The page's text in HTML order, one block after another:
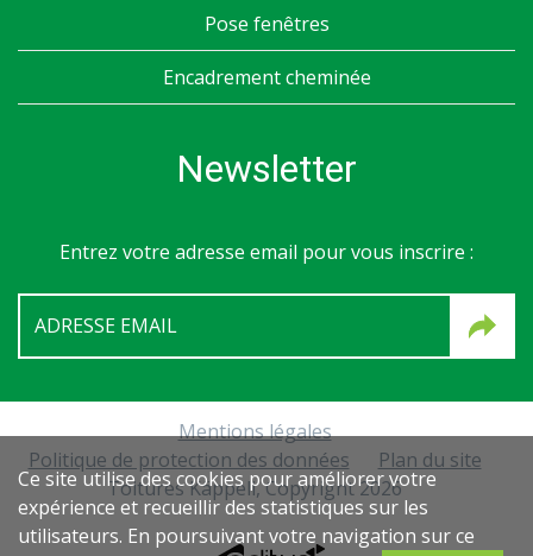
Pose fenêtres
Encadrement cheminée
Newsletter
Entrez votre adresse email pour vous inscrire :
Mentions légales
Politique de protection des données
Plan du site
Toitures Käppeli, Copyright 2026
Ce site utilise des cookies pour améliorer votre
expérience et recueillir des statistiques sur les
utilisateurs. En poursuivant votre navigation sur ce